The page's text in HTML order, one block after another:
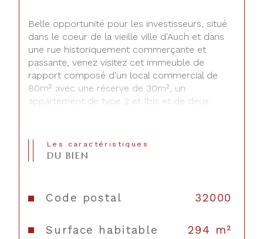
Belle opportunité pour les investisseurs, situé
dans le coeur de la vieille ville d'Auch et dans
une rue historiquement commerçante et
passante, venez visitez cet immeuble de
rapport composé d'un local commercial de
80m² avec une réserve de 30m², un
appartement de type 2 et 1bis et de deux
vacance locative. Le local commercial en
cours de location dispose d'une belle surface
commerciale et d'une vitrine avec forte
2100 euros net par mois.
amples renseignements ou que nous
Les caractéristiques
DU BIEN
Code postal 32000
Surface habitable
294 m²